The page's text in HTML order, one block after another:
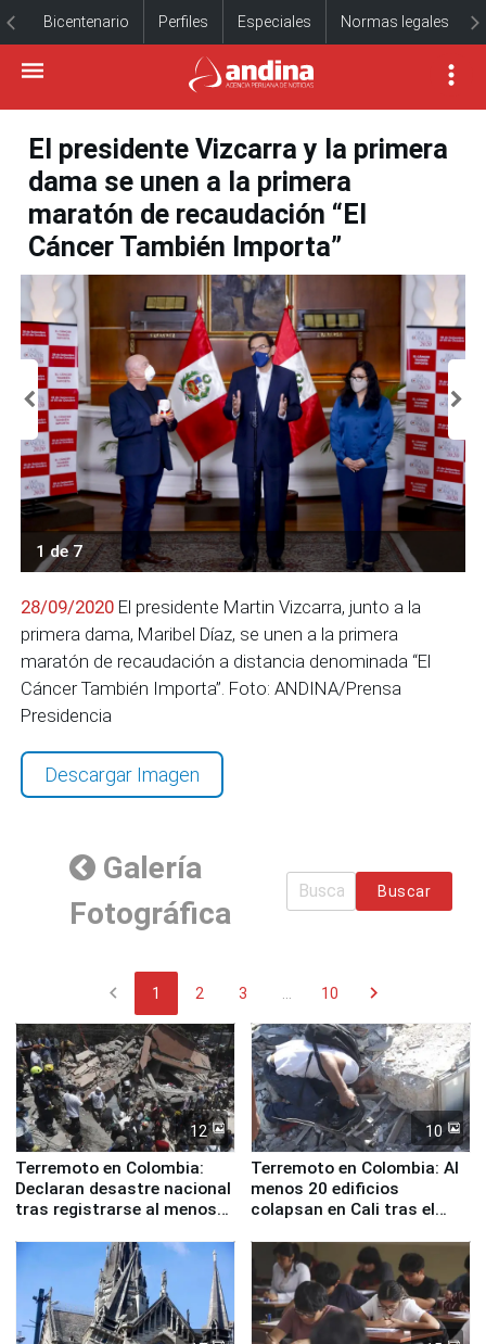
Bicentenario Perfiles Especiales Normas legales
El presidente Vizcarra y la primera
dama se unen a la primera
maratón de recaudación “El
Cáncer También Importa”
1 de 7
28/09/2020 El presidente Martin Vizcarra, junto a la
primera dama, Maribel Díaz, se unen a la primera
maratón de recaudación a distancia denominada “El
Cáncer También Importa”. Foto: ANDINA/Prensa
Presidencia
Descargar Imagen
Galería
Fotográfica
Buscar
chevron_left 1 2 3 10 chevron_right
12
Terremoto en Colombia:
Declaran desastre nacional
tras registrarse al menos
10
Terremoto en Colombia: Al
menos 20 edificios
colapsan en Cali tras el